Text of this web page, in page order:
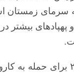
سرمای زمستان
پهپادهای بیشتر
برای حمله به